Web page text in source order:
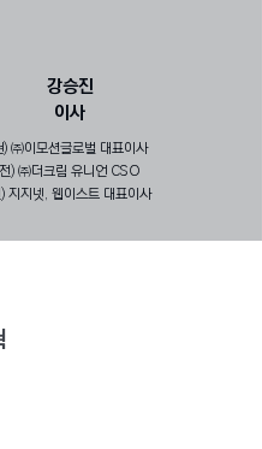
​강승진
​이사
) ㈜이모션글로벌 대표이사
전) ㈜더크림 유니언 CSO
지지넷, 웹이스트 대표이사